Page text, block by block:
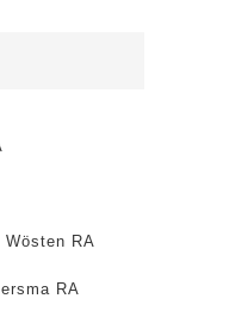
RA
RA